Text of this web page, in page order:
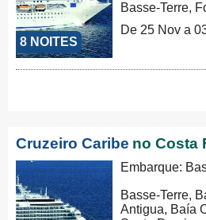
8 NOITES
Basse-Terre,
De 25 Nov a
Cruzeiro Caribe no Costa
Embarque:
Basse-Terre,
Antigua, Baía